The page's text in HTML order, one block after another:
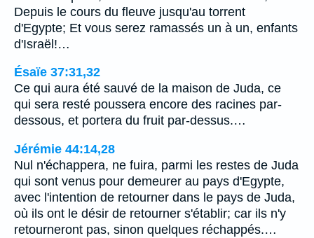
Depuis le cours du fleuve jusqu'au torrent
d'Egypte; Et vous serez ramassés un à un, enfants
d'Israël!…
Ésaïe 37:31,32
Ce qui aura été sauvé de la maison de Juda, ce
qui sera resté poussera encore des racines par-
dessous, et portera du fruit par-dessus.…
Jérémie 44:14,28
Nul n'échappera, ne fuira, parmi les restes de Juda
qui sont venus pour demeurer au pays d'Egypte,
avec l'intention de retourner dans le pays de Juda,
où ils ont le désir de retourner s'établir; car ils n'y
retourneront pas, sinon quelques réchappés.…